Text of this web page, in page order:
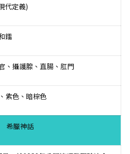
代定義)
鐳
、攝護腺、直腸、肛門
紫色、暗棕色
希臘神話